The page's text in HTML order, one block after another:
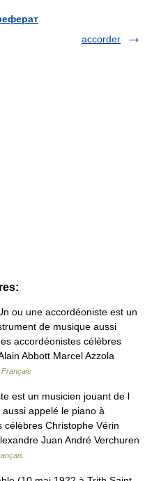
accorder
ou une accordéoniste est un
de musique aussi
accordéonistes célèbres
Abbott Marcel Azzola
Français
est un musicien jouant de l
appelé le piano à
célèbres Christophe Vérin
Juan André Verchuren